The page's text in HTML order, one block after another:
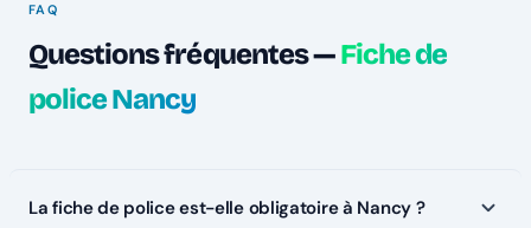
FAQ
Questions fréquentes —Fiche de
police Nancy
La fiche de police est-elle obligatoire à Nancy ?